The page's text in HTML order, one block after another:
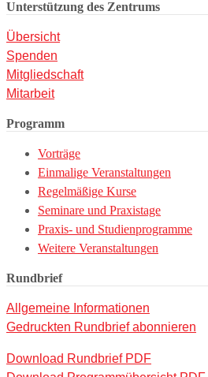
Unterstützung des Zentrums
Übersicht
Spenden
Mitgliedschaft
Mitarbeit
Programm
Vorträge
Einmalige Veranstaltungen
Regelmäßige Kurse
Seminare und Praxistage
Praxis- und Studienprogramme
Weitere Veranstaltungen
Rundbrief
Allgemeine Informationen
Gedruckten Rundbrief abonnieren
Download Rundbrief PDF